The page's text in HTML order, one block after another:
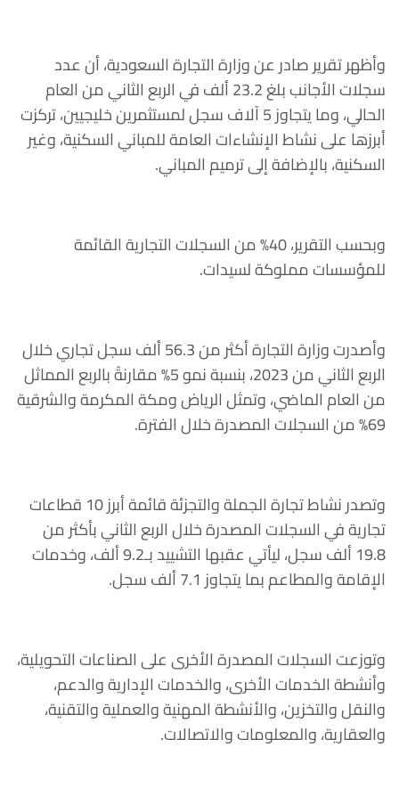
وأظهر تقرير صادر عن وزارة التجارة السعودية، أن عدد
سجلات الأجانب بلغ 23.2 ألف في الربع الثاني من العام
الحالي، وما يتجاوز 5 آلاف سجل لمستثمرين خليجيين، تركزت
أبرزها على نشاط الإنشاءات العامة للمباني السكنية، وغير
السكنية، بالإضافة إلى ترميم المباني.
وبحسب التقرير، 40% من السجلات التجارية القائمة
للمؤسسات مملوكة لسيدات.
وأصدرت وزارة التجارة أكثر من 56.3 ألف سجل تجاري خلال
الربع الثاني من 2023، بنسبة نمو 5% مقارنةً بالربع المماثل
من العام الماضي، وتمثل الرياض ومكة المكرمة والشرقية
69% من السجلات المصدرة خلال الفترة.
وتصدر نشاط تجارة الجملة والتجزئة قائمة أبرز 10 قطاعات
تجارية في السجلات المصدرة خلال الربع الثاني بأكثر من
19.8 ألف سجل، ليأتي عقبها التشييد بـ9.2 ألف، وخدمات
الإقامة والمطاعم بما يتجاوز 7.1 ألف سجل.
وتوزعت السجلات المصدرة الأخرى على الصناعات التحويلية،
وأنشطة الخدمات الأخرى، والخدمات الإدارية والدعم،
والنقل والتخزين، والأنشطة المهنية والعملية والتقنية،
والعقارية، والمعلومات والاتصالات.